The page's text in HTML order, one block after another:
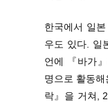
한국에서 일
우도 있다. 일
언에 『바가
명으로 활동
락』을 거쳐,